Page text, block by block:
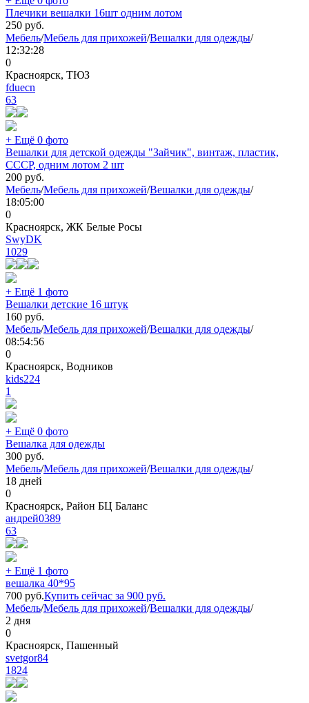
Плечики вешалки 16шт одним лотом
250 руб.
Мебель/Мебель для прихожей/Вешалки для одежды/
12:32:28
0
Красноярск, ТЮЗ
fduecn
63
+ Ещё 0 фото
Вешалки для детской одежды "Зайчик", винтаж, пластик,
СССР, одним лотом 2 шт
200 руб.
Мебель/Мебель для прихожей/Вешалки для одежды/
18:05:00
0
Красноярск, ЖК Белые Росы
SwyDK
1029
+ Ещё 1 фото
Вешалки детские 16 штук
160 руб.
Мебель/Мебель для прихожей/Вешалки для одежды/
08:54:56
0
Красноярск, Водников
kids224
1
+ Ещё 0 фото
Вешалка для одежды
300 руб.
Мебель/Мебель для прихожей/Вешалки для одежды/
18 дней
0
Красноярск, Район БЦ Баланс
андрей0389
63
+ Ещё 1 фото
вешалка 40*95
700 руб.Купить сейчас за 900 руб.
Мебель/Мебель для прихожей/Вешалки для одежды/
2 дня
0
Красноярск, Пашенный
svetgor84
1824